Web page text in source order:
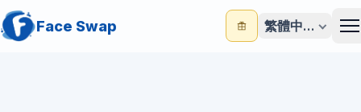
Face Swap 繁體中文